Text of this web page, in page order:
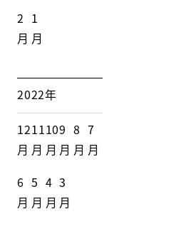
2
月
1
月
2022年
12
月
11
月
10
月
9
月
8
月
7
月
6
月
5
月
4
月
3
月